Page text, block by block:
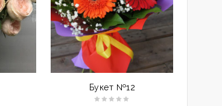
Букет №12